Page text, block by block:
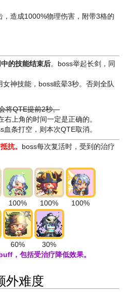
造成1000%物理伤害，附带3格的
的技能结束后。boss举起长剑，同
神技能，boss眩晕3秒。否则全队
将QTE提前2秒。
上角的时间一定是正确的。
条打空，则本次QTE取消。
抗。 boss每次复活时，受到的治疗
100% 100% 100%
60%
30%
，包括受治疗降低效果。
外难度